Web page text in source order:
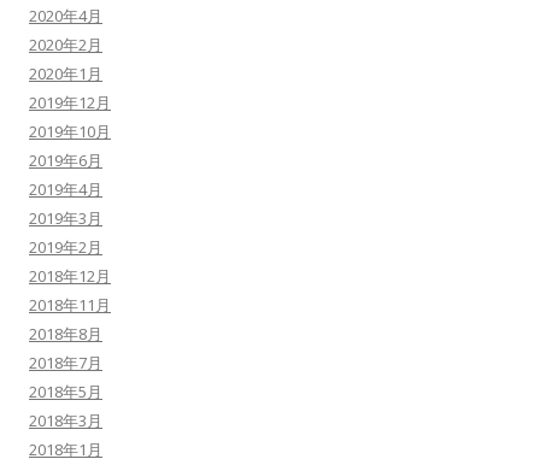
2020年4月
2020年2月
2020年1月
2019年12月
2019年10月
2019年6月
2019年4月
2019年3月
2019年2月
2018年12月
2018年11月
2018年8月
2018年7月
2018年5月
2018年3月
2018年1月